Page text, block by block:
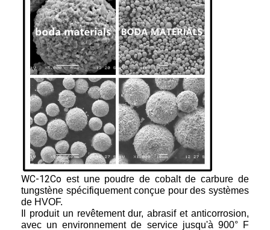
WC-12Co est une poudre de cobalt de carbure de
tungstène spécifiquement conçue pour des systèmes
de HVOF.
Il produit un revêtement dur, abrasif et anticorrosion,
avec un environnement de service jusqu'à 900° F